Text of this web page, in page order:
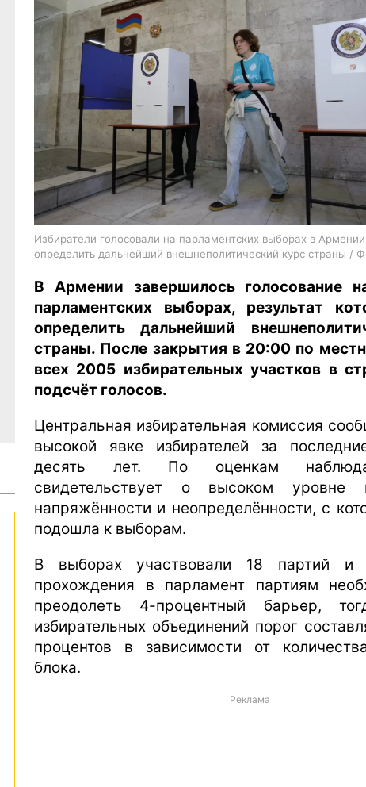
харьков
архив
gambling
Избиратели голосовали на парламентских выборах в
определить дальнейший внешнеполитический курс страны /
В Армении завершилось голосование
парламентских выборах, результат
определить дальнейший
страны. После закрытия в 20:00 по
всех 2005 избирательных участков в
подсчёт голосов.
Центральная избирательная комиссия
высокой явке избирателей за
десять лет. По оценкам
свидетельствует о высоком уровне
напряжённости и неопределённости, с
подошла к выборам.
В выборах участвовали 18 партий и
прохождения в парламент партиям
преодолеть 4-процентный барьер,
избирательных объединений порог
процентов в зависимости от
блока.
Реклама